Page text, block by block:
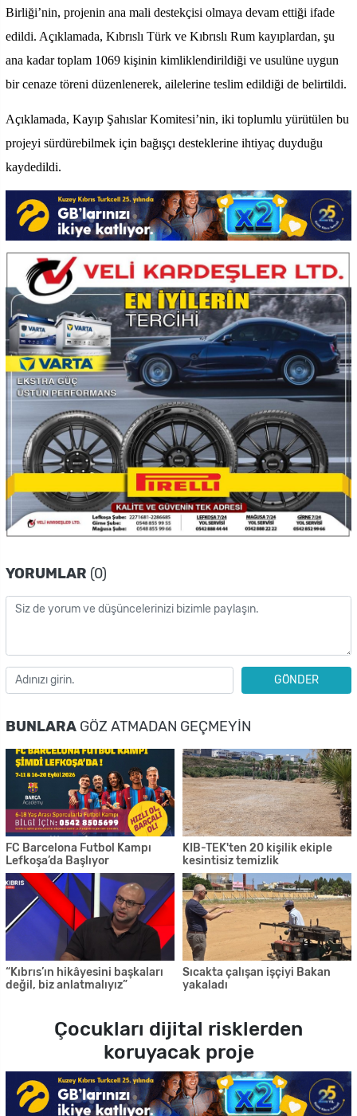
Birliği’nin, projenin ana mali destekçisi olmaya devam ettiği ifade
edildi. Açıklamada, Kıbrıslı Türk ve Kıbrıslı Rum kayıplardan, şu
ana kadar toplam 1069 kişinin kimliklendirildiği ve usulüne uygun
bir cenaze töreni düzenlenerek, ailelerine teslim edildiği de belirtildi.
Açıklamada, Kayıp Şahıslar Komitesi’nin, iki toplumlu yürütülen bu
projeyi sürdürebilmek için bağışçı desteklerine ihtiyaç duyduğu
kaydedildi.
YORUMLAR (0)
GÖNDER
BUNLARA GÖZ ATMADAN GEÇMEYIN
FC Barcelona Futbol Kampı
Lefkoşa’da Başlıyor
KIB-TEK'ten 20 kişilik ekiple
kesintisiz temizlik
“Kıbrıs’ın hikâyesini başkaları
değil, biz anlatmalıyız”
Sıcakta çalışan işçiyi Bakan
yakaladı
Çocukları dijital risklerden
koruyacak proje